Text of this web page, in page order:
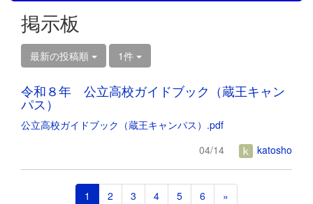
掲示板
最新の投稿順 1件
令和８年 公立高校ガイドブック（蔵王キャン
パス）
公立高校ガイドブック（蔵王キャンパス）.pdf
04/14
katosho
1 2 3 4 5 6 »